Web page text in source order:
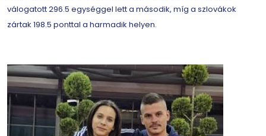
válogatott 296.5 egységgel lett a második, míg a szlovákok
zártak 198.5 ponttal a harmadik helyen.